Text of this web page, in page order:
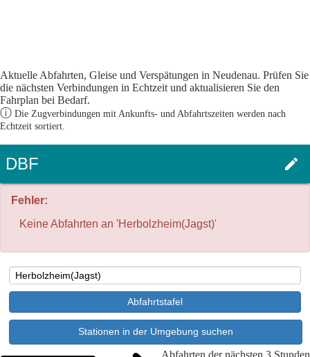
Aktuelle Abfahrten, Gleise und Verspätungen in Neudenau. Prüfen Sie
die nächsten Verbindungen in Echtzeit und aktualisieren Sie den
Fahrplan bei Bedarf.
ⓘ Die Zugverbindungen mit Ankunfts- und Abfahrtszeiten werden nach
Echtzeit sortiert.
Abfahrten der nächsten 3 Stunden